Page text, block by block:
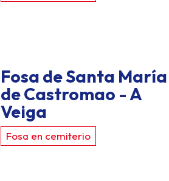
Fosa de Santa María
de Castromao - A
Veiga
Fosa en cemiterio